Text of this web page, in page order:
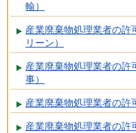
輸）
産業廃棄物処理業者の許
リーン）
産業廃棄物処理業者の許
事）
産業廃棄物処理業者の許
産業廃棄物処理業者の許